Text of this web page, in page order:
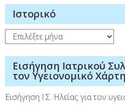
Ιστορικό
Ιστορικό
Εισήγηση Ιατρικού
τον Υγειονομικό
Εισήγηση Ι.Σ. Ηλείας για τον